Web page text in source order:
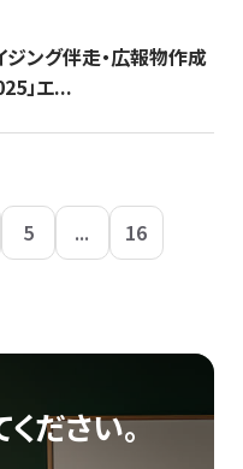
ング伴走・広報物作成
」エ...
5 ... 16
ださい。